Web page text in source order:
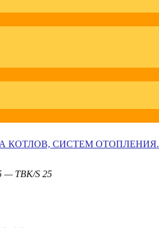
КОТЛОВ, СИСТЕМ ОТОПЛЕНИЯ.
— TBK/S 25